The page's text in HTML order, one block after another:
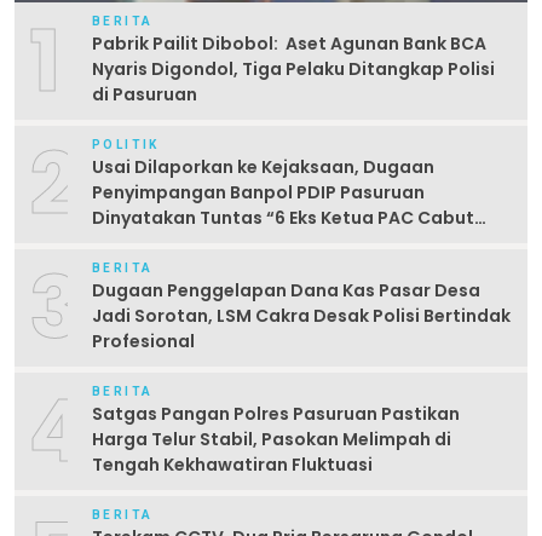
1 BERITA
Pabrik Pailit Dibobol: Aset Agunan Bank BCA
Nyaris Digondol, Tiga Pelaku Ditangkap Polisi
di Pasuruan
2 POLITIK
Usai Dilaporkan ke Kejaksaan, Dugaan
Penyimpangan Banpol PDIP Pasuruan
Dinyatakan Tuntas “6 Eks Ketua PAC Cabut
3 BERITA
Dugaan Penggelapan Dana Kas Pasar Desa
Jadi Sorotan, LSM Cakra Desak Polisi Bertindak
Profesional
4 BERITA
Satgas Pangan Polres Pasuruan Pastikan
Harga Telur Stabil, Pasokan Melimpah di
Tengah Kekhawatiran Fluktuasi
BERITA